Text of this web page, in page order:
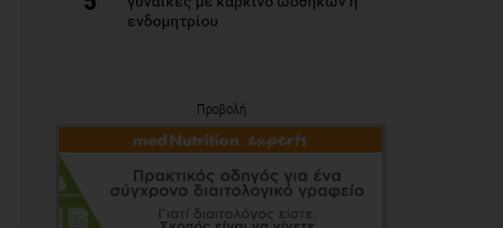
ενδομητρίου
Προβολή